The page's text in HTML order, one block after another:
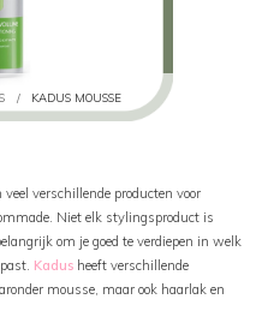
/ KADUS MOUSSE
verschillende producten voor
Niet elk stylingsproduct is
om je goed te verdiepen in welk
Kadus heeft verschillende
mousse, maar ook haarlak en